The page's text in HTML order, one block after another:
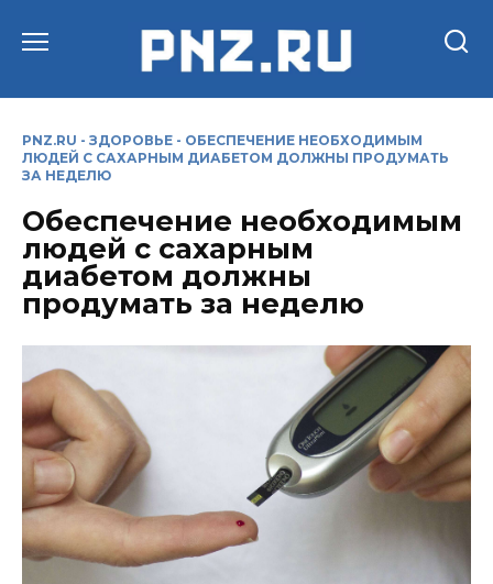
PNZ.RU - ЗДОРОВЬЕ - ОБЕСПЕЧЕНИЕ НЕОБХОДИМЫМ
ЛЮДЕЙ С САХАРНЫМ ДИАБЕТОМ ДОЛЖНЫ ПРОДУМАТЬ
ЗА НЕДЕЛЮ
Обеспечение необходимым
людей с сахарным
диабетом должны
продумать за неделю